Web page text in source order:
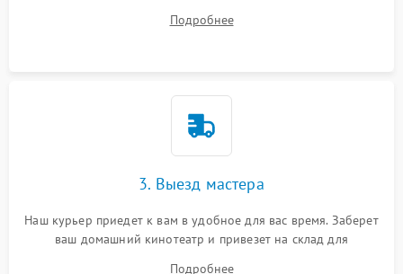
Подробнее
3. Выезд мастера
Наш курьер приедет к вам в удобное для вас время. Заберет
ваш домашний кинотеатр и привезет на склад для
Подробнее